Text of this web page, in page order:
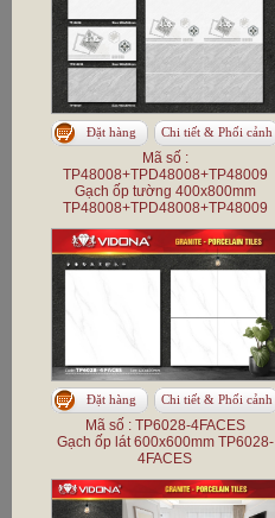
Đặt hàng Chi tiết & Phối cảnh
Mã số :
TP48008+TPD48008+TP48009
Gạch ốp tường 400x800mm
TP48008+TPD48008+TP48009
Đặt hàng Chi tiết & Phối cảnh
Mã số : TP6028-4FACES
Gạch ốp lát 600x600mm TP6028-
4FACES